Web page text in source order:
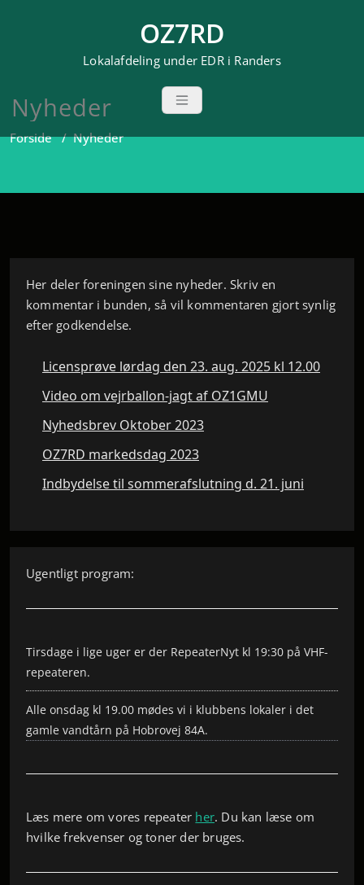
OZ7RD
Lokalafdeling under EDR i Randers
Nyheder
Forside/Nyheder
Her deler foreningen sine nyheder. Skriv en
kommentar i bunden, så vil kommentaren gjort synlig
efter godkendelse.
Licensprøve lørdag den 23. aug. 2025 kl 12.00
Video om vejrballon-jagt af OZ1GMU
Nyhedsbrev Oktober 2023
OZ7RD markedsdag 2023
Indbydelse til sommerafslutning d. 21. juni
Ugentligt program:
Tirsdage i lige uger er der RepeaterNyt kl 19:30 på VHF-
repeateren.
Alle onsdag kl 19.00 mødes vi i klubbens lokaler i det
gamle vandtårn på Hobrovej 84A.
Læs mere om vores repeater her. Du kan læse om
hvilke frekvenser og toner der bruges.